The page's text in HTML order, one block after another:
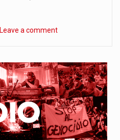
Leave a comment